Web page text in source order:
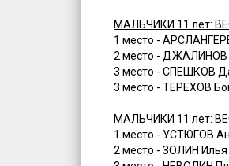
МАЛЬЧИКИ 11 лет:
1 место -
2 место - ДЖАЛИНОВ
3 место - СПЕШКОВ
3 место - ТЕРЕХОВ
МАЛЬЧИКИ 11 лет:
1 место - УСТЮГОВ
2 место - ЗОЛИН Илья